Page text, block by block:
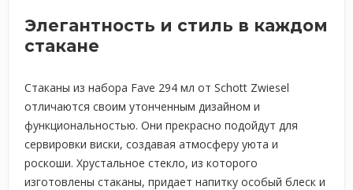
Элегантность и стиль в каждом
стакане
Стаканы из набора Fave 294 мл от Schott Zwiesel
отличаются своим утонченным дизайном и
функциональностью. Они прекрасно подойдут для
сервировки виски, создавая атмосферу уюта и
роскоши. Хрустальное стекло, из которого
изготовлены стаканы, придает напитку особый блеск и